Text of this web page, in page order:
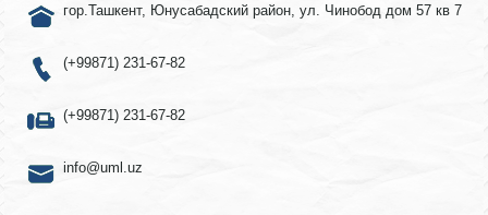
гор.Ташкент, Юнусабадский район, ул. Чинобод дом 57 кв 7
(+99871) 231-67-82
(+99871) 231-67-82
info@uml.uz